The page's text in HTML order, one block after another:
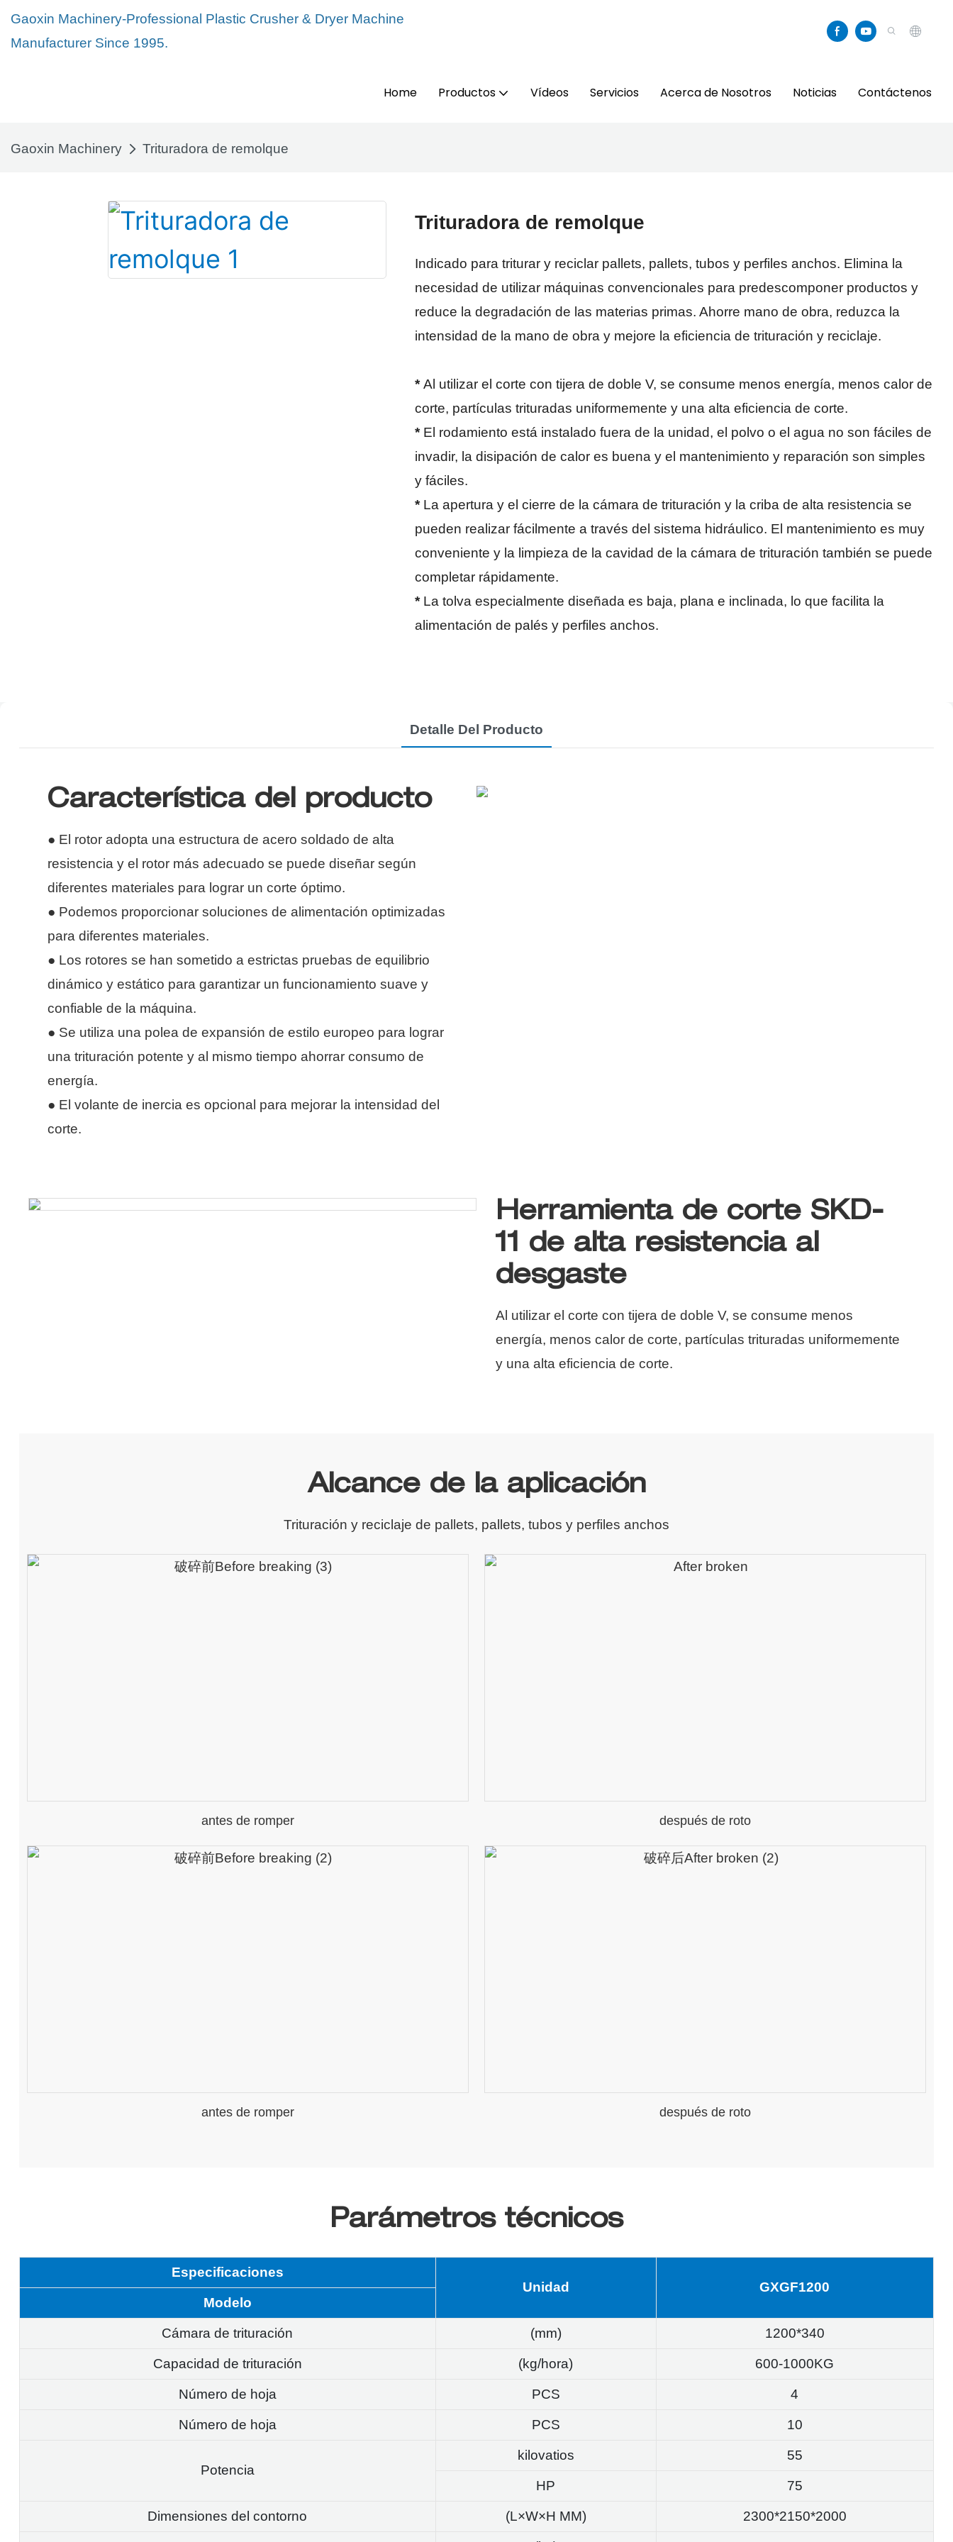
Gaoxin Machinery-Professional Plastic Crusher & Dryer Machine
Manufacturer Since 1995.
Home Productos Vídeos Servicios Acerca de Nosotros Noticias Contáctenos
Gaoxin Machinery Trituradora de remolque
Trituradora de remolque
Indicado para triturar y reciclar pallets, pallets, tubos y perfiles anchos. Elimina la
necesidad de utilizar máquinas convencionales para predescomponer productos y
reduce la degradación de las materias primas. Ahorre mano de obra, reduzca la
intensidad de la mano de obra y mejore la eficiencia de trituración y reciclaje.
*Al utilizar el corte con tijera de doble V, se consume menos energía, menos calor de
corte, partículas trituradas uniformemente y una alta eficiencia de corte.
* El rodamiento está instalado fuera de la unidad, el polvo o el agua no son fáciles de
invadir, la disipación de calor es buena y el mantenimiento y reparación son simples
y fáciles.
* La apertura y el cierre de la cámara de trituración y la criba de alta resistencia se
pueden realizar fácilmente a través del sistema hidráulico. El mantenimiento es muy
conveniente y la limpieza de la cavidad de la cámara de trituración también se puede
completar rápidamente.
* La tolva especialmente diseñada es baja, plana e inclinada, lo que facilita la
alimentación de palés y perfiles anchos.
Detalle Del Producto
Característica del producto
● El rotor adopta una estructura de acero soldado de alta
resistencia y el rotor más adecuado se puede diseñar según
diferentes materiales para lograr un corte óptimo.
● Podemos proporcionar soluciones de alimentación optimizadas
para diferentes materiales.
● Los rotores se han sometido a estrictas pruebas de equilibrio
dinámico y estático para garantizar un funcionamiento suave y
confiable de la máquina.
● Se utiliza una polea de expansión de estilo europeo para lograr
una trituración potente y al mismo tiempo ahorrar consumo de
energía.
● El volante de inercia es opcional para mejorar la intensidad del
corte.
Herramienta de corte SKD-
11 de alta resistencia al
desgaste
Al utilizar el corte con tijera de doble V, se consume menos
energía, menos calor de corte, partículas trituradas uniformemente
y una alta eficiencia de corte.
Alcance de la aplicación
Trituración y reciclaje de pallets, pallets, tubos y perfiles anchos
antes de romper después de roto
antes de romper después de roto
Parámetros técnicos
Especificaciones
Unidad
GXGF1200
Modelo
Cámara de trituración (mm) 1200*340
Capacidad de trituración (kg/hora) 600-1000KG
Número de hoja PCS 4
Número de hoja PCS 10
Potencia
kilovatios 55
HP 75
Dimensiones del contorno (L×W×H MM) 2300*2150*2000